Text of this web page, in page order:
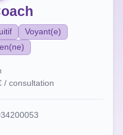
Voyant(e)
/ consultation